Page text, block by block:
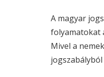
A magyar
folyamatokat
Mivel a